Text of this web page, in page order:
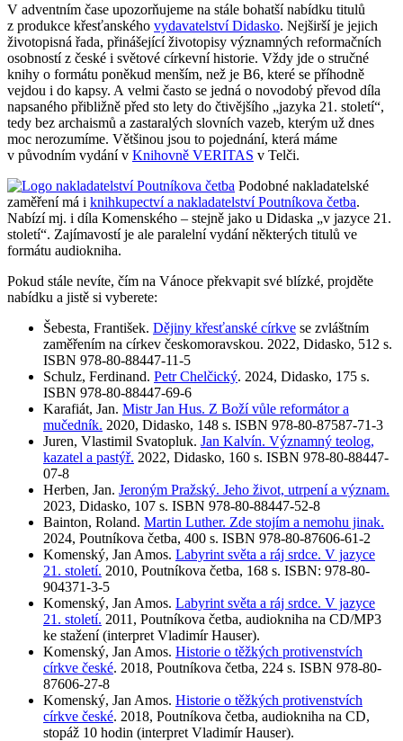
V adventním čase upozorňujeme na stále bohatší nabídku titulů
z produkce křesťanského vydavatelství Didasko. Nejširší je jejich
životopisná řada, přinášející životopisy významných reformačních
osobností z české i světové církevní historie. Vždy jde o stručné
knihy o formátu poněkud menším, než je B6, které se příhodně
vejdou i do kapsy. A velmi často se jedná o novodobý převod díla
napsaného přibližně před sto lety do čtivějšího „jazyka 21. století“,
tedy bez archaismů a zastaralých slovních vazeb, kterým už dnes
moc nerozumíme. Většinou jsou to pojednání, která máme
v původním vydání v Knihovně VERITAS v Telči.
Podobné nakladatelské
zaměření má i knihkupectví a nakladatelství Poutníkova četba.
Nabízí mj. i díla Komenského – stejně jako u Didaska „v jazyce 21.
století“. Zajímavostí je ale paralelní vydání některých titulů ve
formátu audiokniha.
Pokud stále nevíte, čím na Vánoce překvapit své blízké, projděte
nabídku a jistě si vyberete:
Šebesta, František. Dějiny křesťanské církve se zvláštním
zaměřením na církev českomoravskou. 2022, Didasko, 512 s.
ISBN 978-80-88447-11-5
Schulz, Ferdinand. Petr Chelčický. 2024, Didasko, 175 s.
ISBN 978-80-88447-69-6
Karafiát, Jan. Mistr Jan Hus. Z Boží vůle reformátor a
mučedník. 2020, Didasko, 148 s. ISBN 978-80-87587-71-3
Juren, Vlastimil Svatopluk. Jan Kalvín. Významný teolog,
kazatel a pastýř. 2022, Didasko, 160 s. ISBN 978-80-88447-
07-8
Herben, Jan. Jeroným Pražský. Jeho život, utrpení a význam.
2023, Didasko, 107 s. ISBN 978-80-88447-52-8
Bainton, Roland. Martin Luther. Zde stojím a nemohu jinak.
2024, Poutníkova četba, 400 s. ISBN 978-80-87606-61-2
Komenský, Jan Amos. Labyrint světa a ráj srdce. V jazyce
21. století. 2010, Poutníkova četba, 168 s. ISBN: 978-80-
904371-3-5
Komenský, Jan Amos. Labyrint světa a ráj srdce. V jazyce
21. století. 2011, Poutníkova četba, audiokniha na CD/MP3
ke stažení (interpret Vladimír Hauser).
Komenský, Jan Amos. Historie o těžkých protivenstvích
církve české. 2018, Poutníkova četba, 224 s. ISBN 978-80-
87606-27-8
Komenský, Jan Amos. Historie o těžkých protivenstvích
církve české. 2018, Poutníkova četba, audiokniha na CD,
stopáž 10 hodin (interpret Vladimír Hauser).